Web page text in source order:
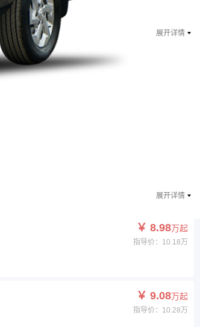
展开详情
展开详情
￥ 8.98万起
指导价：10.18万
￥ 9.08万起
指导价：10.28万